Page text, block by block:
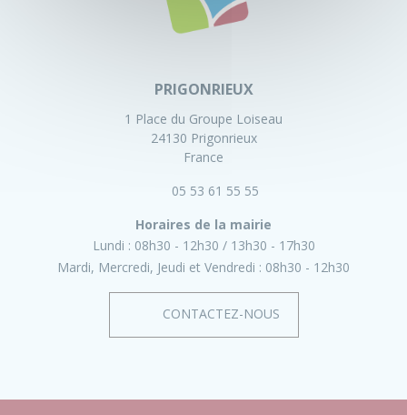
PRIGONRIEUX
1 Place du Groupe Loiseau
24130 Prigonrieux
France
05 53 61 55 55
Horaires de la mairie
Lundi : 08h30 - 12h30
13h30 - 17h30
Mardi, Mercredi, Jeudi et Vendredi : 08h30 - 12h30
CONTACTEZ-NOUS